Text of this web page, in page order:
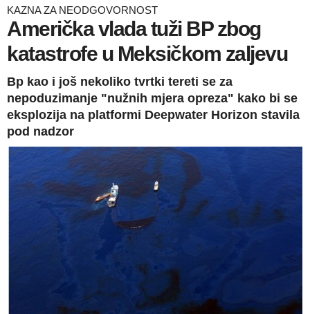
KAZNA ZA NEODGOVORNOST
Američka vlada tuži BP zbog
katastrofe u Meksičkom zaljevu
Bp kao i još nekoliko tvrtki tereti se za
nepoduzimanje "nužnih mjera opreza" kako bi se
eksplozija na platformi Deepwater Horizon stavila
pod nadzor